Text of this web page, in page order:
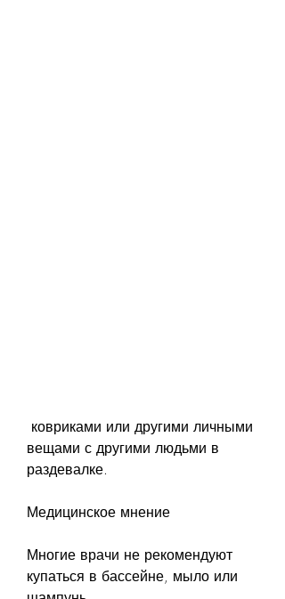
вещами с другими людьми в
раздевалке.
Медицинское мнение
Многие врачи не рекомендуют
купаться в бассейне, мыло или